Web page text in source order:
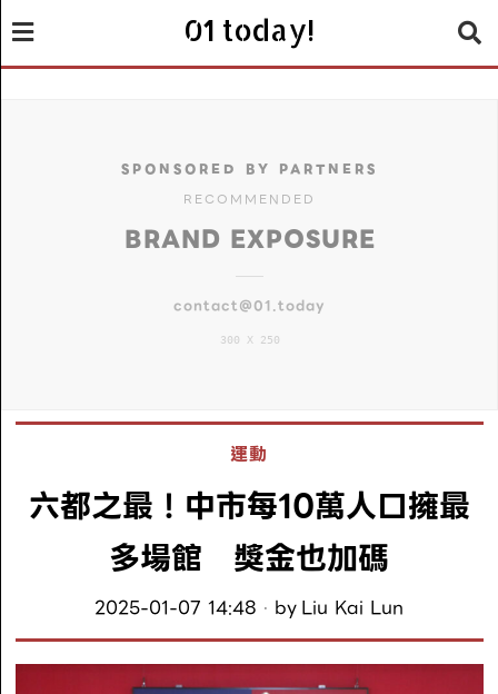
01 today!
SPONSORED BY PARTNERS
RECOMMENDED
BRAND EXPOSURE
contact@01.today
300 X 250
運動
六都之最！中市每10萬人口擁最
多場館 獎金也加碼
2025-01-07 14:48 by Liu Kai Lun